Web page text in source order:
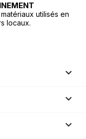
utilisés en
locaux.


keyboard_arrow_down